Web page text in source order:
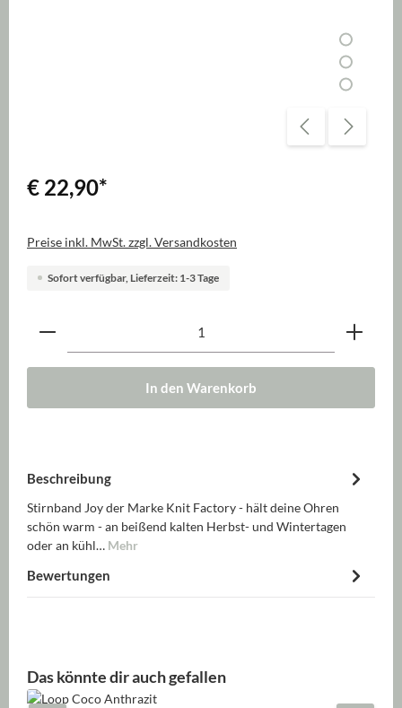
€ 22,90*
Preise inkl. MwSt. zzgl. Versandkosten
Sofort verfügbar, Lieferzeit: 1-3 Tage
Produkt Anzahl: Gib den gewünschten Wert ein
In den Warenkorb
Beschreibung
Stirnband Joy der Marke Knit Factory - hält deine Ohren
schön warm - an beißend kalten Herbst- und Wintertagen
oder an kühl… Mehr
Bewertungen
Produktgalerie überspringen
Das könnte dir auch gefallen